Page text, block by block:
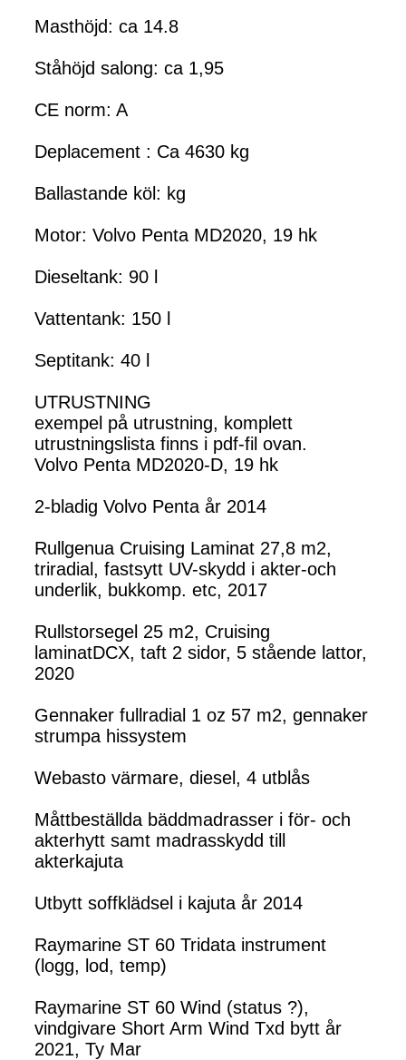
Masthöjd: ca 14.8
Ståhöjd salong: ca 1,95
CE norm: A
Deplacement : Ca 4630 kg
Ballastande köl: kg
Motor: Volvo Penta MD2020, 19 hk
Dieseltank: 90 l
Vattentank: 150 l
Septitank: 40 l
UTRUSTNING
exempel på utrustning, komplett
utrustningslista finns i pdf-fil ovan.
Volvo Penta MD2020-D, 19 hk
2-bladig Volvo Penta år 2014
Rullgenua Cruising Laminat 27,8 m2,
triradial, fastsytt UV-skydd i akter-och
underlik, bukkomp. etc, 2017
Rullstorsegel 25 m2, Cruising
laminatDCX, taft 2 sidor, 5 stående lattor,
2020
Gennaker fullradial 1 oz 57 m2, gennaker
strumpa hissystem
Webasto värmare, diesel, 4 utblås
Måttbeställda bäddmadrasser i för- och
akterhytt samt madrasskydd till
akterkajuta
Utbytt soffklädsel i kajuta år 2014
Raymarine ST 60 Tridata instrument
(logg, lod, temp)
Raymarine ST 60 Wind (status ?),
vindgivare Short Arm Wind Txd bytt år
2021, Ty Mar